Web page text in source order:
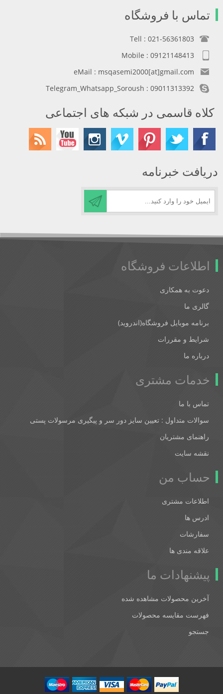
تماس با فروشگاه
Tell : 021-56361803
Mobile : 09121148413
eMail : msqasemi2000[at]gmail.com
Telegram_Whatsapp_Soroush : 09011313392
کلاه قاسمی در شبکه های اجتماعی
دریافت خبرنامه
اطلاعات فروشگاه
دعوت به همکاری
گالری ما
برنامه موبایل فروشگاه(اندروید)
شرایط و مقررات
درباره ما
خدمات مشتری
تماس با ما
سوالات متداول : تعیین سایز دور سر و پیگیری مرسولات پستی
راهنمای مشتریان
نقشه سایت
حساب من
اطلاعات مشتری
ادرس ها
سفارشات
علاقه مندی ها
پیشنهادات ما
آخرین محصولات مشاهده شده
فهرست مقایسه محصولات
جستجو